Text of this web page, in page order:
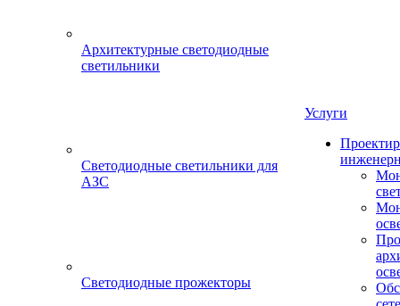
Архитектурные светодиодные
светильники
Светодиодные светильники для
АЗС
Светодиодные прожекторы
Услуги